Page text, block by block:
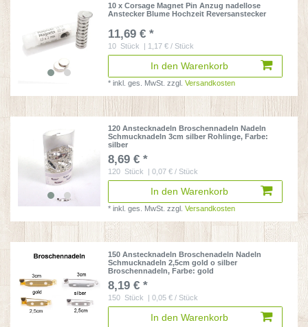
10 x Corsage Magnet Pin Anzug nadellose
Anstecker Blume Hochzeit Reversanstecker
11,69 € *
10 Stück | 1,17 € / Stück
In den Warenkorb
*inkl. ges. MwSt. zzgl.Versandkosten
120 Anstecknadeln Broschennadeln Nadeln
Schmucknadeln 3cm silber Rohlinge, Farbe:
silber
8,69 € *
120 Stück | 0,07 € / Stück
In den Warenkorb
*inkl. ges. MwSt. zzgl.Versandkosten
150 Anstecknadeln Broschenadeln Nadeln
Schmucknadeln 2,5cm gold o silber
Broschennadeln, Farbe: gold
8,19 € *
150 Stück | 0,05 € / Stück
In den Warenkorb